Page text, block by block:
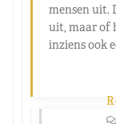
mensen uit.
uit, maar of
inziens ook